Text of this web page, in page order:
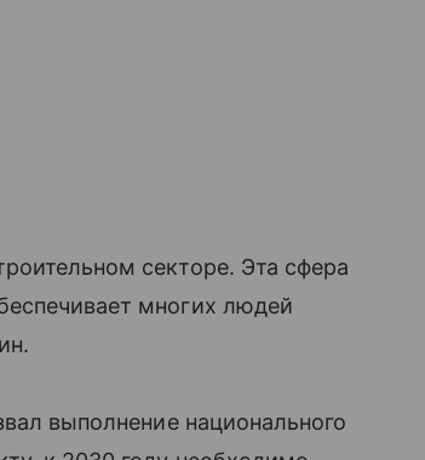
секторе. Эта сфера
многих людей
выполнение национального